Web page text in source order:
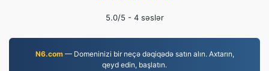
5.0/5 - 4səslər
N6.com— Domeninizi bir neçə dəqiqədə satın alın. Axtarın,
qeyd edin, başlatın.